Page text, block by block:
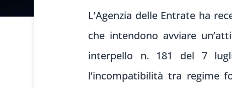
L’Agenzia delle Entrate ha
che intendono avviare
interpello n. 181 del 7
l’incompatibilità tra regime